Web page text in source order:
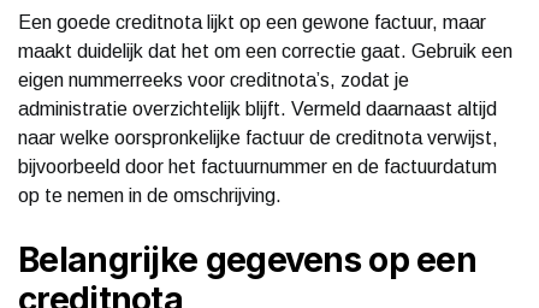
Een goede creditnota lijkt op een gewone factuur, maar
maakt duidelijk dat het om een correctie gaat. Gebruik een
eigen nummerreeks voor creditnota’s, zodat je
administratie overzichtelijk blijft. Vermeld daarnaast altijd
naar welke oorspronkelijke factuur de creditnota verwijst,
bijvoorbeeld door het factuurnummer en de factuurdatum
op te nemen in de omschrijving.
Belangrijke gegevens op een
creditnota